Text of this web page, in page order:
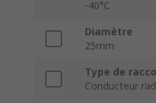
-40°C
Diamètre
25mm
Type de
Conducteur